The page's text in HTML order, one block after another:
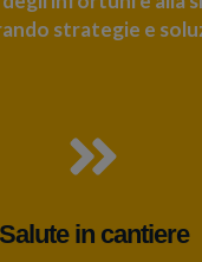
strategie e
Salute in cantiere